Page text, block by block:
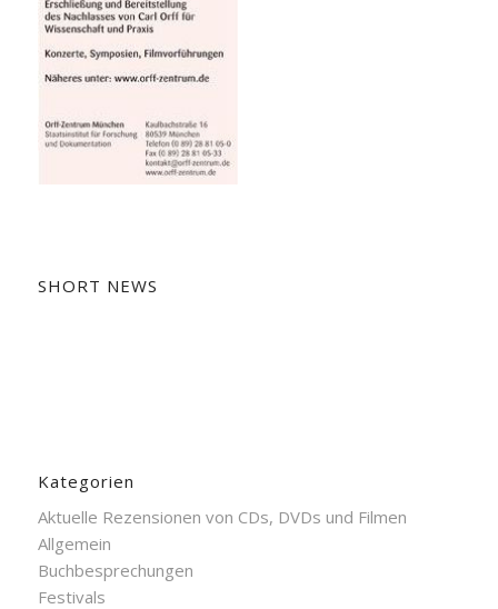
SHORT NEWS
Kategorien
Aktuelle Rezensionen von CDs, DVDs und Filmen
Allgemein
Buchbesprechungen
Festivals